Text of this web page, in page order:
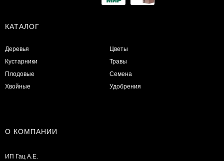
КАТАЛОГ
Деревья
Кустарники
Плодовые
Хвойные
Цветы
Травы
Семена
Удобрения
О КОМПАНИИ
ИП Гац А.Е.